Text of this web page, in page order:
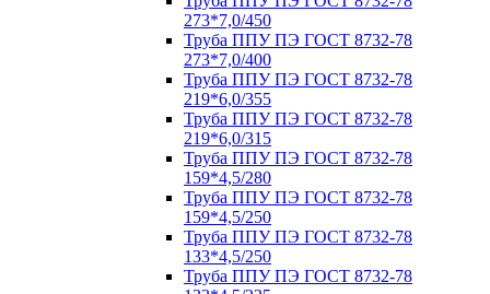
273*7,0/450
Труба ППУ ПЭ ГОСТ 8732-78
273*7,0/400
Труба ППУ ПЭ ГОСТ 8732-78
219*6,0/355
Труба ППУ ПЭ ГОСТ 8732-78
219*6,0/315
Труба ППУ ПЭ ГОСТ 8732-78
159*4,5/280
Труба ППУ ПЭ ГОСТ 8732-78
159*4,5/250
Труба ППУ ПЭ ГОСТ 8732-78
133*4,5/250
Труба ППУ ПЭ ГОСТ 8732-78